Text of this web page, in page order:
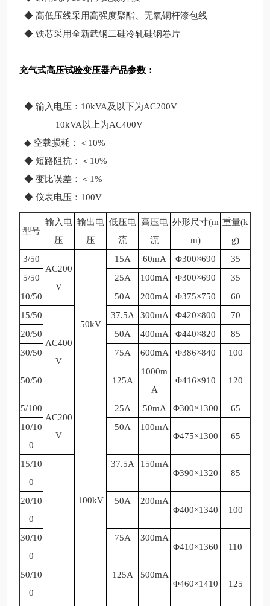
◆ 高低压线采用高强度聚酯、无氧铜杆漆包线
◆ 铁芯采用全新武钢二硅冷轧硅钢卷片
充气式高压试验变压器产品参数：
◆ 输入电压：10kVA及以下为AC200V
10kVA以上为AC400V
◆ 空载损耗：＜10%
◆ 短路阻抗：＜10%
◆ 变比误差：＜1%
◆ 仪表电压：100V
型号
输入电
压
输出电
压
低压电
流
高压电
流
外形尺寸(m
m)
重量(k
g)
3/50
AC200
V
50kV
15A 60mA Φ300×690
35
5/50
25A 100mA Φ300×690
35
10/50
50A 200mA Φ375×750
60
15/50
AC400
V
37.5A 300mA Φ420×800
70
20/50
50A 400mA Φ440×820
85
30/50
75A 600mA Φ386×840 100
50/50 125A
1000m
A
Φ416×910 120
5/100
AC200
V
100kV
25A 50mA Φ300×1300
65
10/10
0
50A
100mA
Φ475×1300
65
15/10
0
37.5A
150mA
Φ390×1320
85
20/10
0
50A
200mA
Φ400×1340
100
30/10
0
75A
300mA
Φ410×1360
110
50/10
0
125A
500mA
Φ460×1410
125